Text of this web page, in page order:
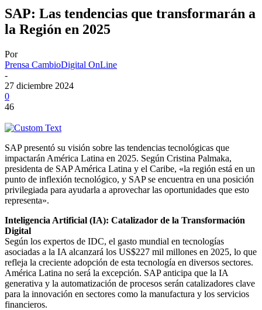
SAP: Las tendencias que transformarán a
la Región en 2025
Por
Prensa CambioDigital OnLine
-
27 diciembre 2024
0
46
SAP presentó su visión sobre las tendencias tecnológicas que
impactarán América Latina en 2025. Según Cristina Palmaka,
presidenta de SAP América Latina y el Caribe, «la región está en un
punto de inflexión tecnológico, y SAP se encuentra en una posición
privilegiada para ayudarla a aprovechar las oportunidades que esto
representa».
Inteligencia Artificial (IA): Catalizador de la Transformación
Digital
Según los expertos de IDC, el gasto mundial en tecnologías
asociadas a la IA alcanzará los US$227 mil millones en 2025, lo que
refleja la creciente adopción de esta tecnología en diversos sectores.
América Latina no será la excepción. SAP anticipa que la IA
generativa y la automatización de procesos serán catalizadores clave
para la innovación en sectores como la manufactura y los servicios
financieros.